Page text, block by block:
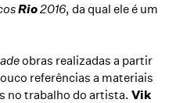
Rio2016, da qual ele é um
obras realizadas a partir
referências a materiais
no trabalho do artista. Vik